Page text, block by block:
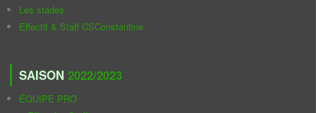
Les stades
Effectif & Staff CSConstantine
SAISON 2022/2023
ÉQUIPE PRO